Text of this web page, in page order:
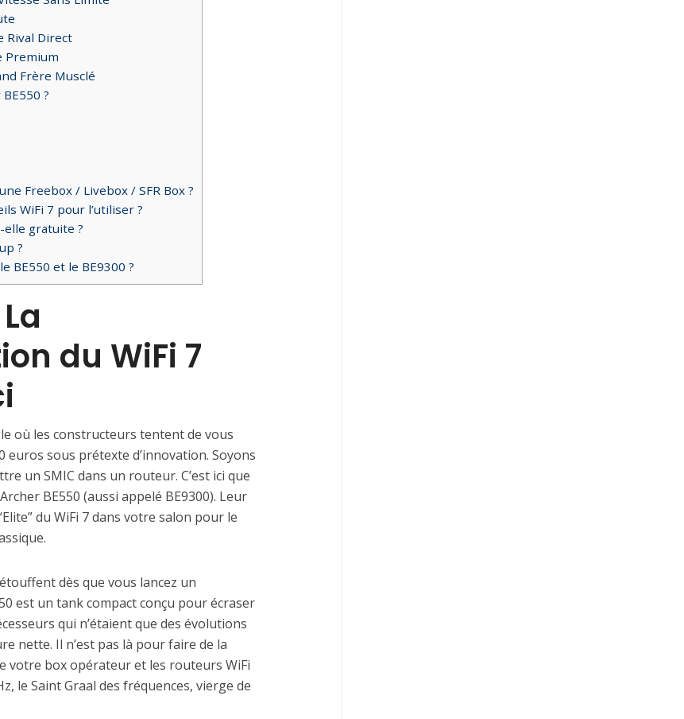
Rival Direct
Premium
Frère Musclé
?
Freebox / Livebox / SFR Box ?
WiFi 7 pour l’utiliser ?
gratuite ?
?
BE550 et le BE9300 ?
du WiFi 7
où les constructeurs tentent de vous
euros sous prétexte d’innovation. Soyons
un SMIC dans un routeur. C’est ici que
BE550 (aussi appelé BE9300). Leur
du WiFi 7 dans votre salon pour le
dès que vous lancez un
est un tank compact conçu pour écraser
qui n’étaient que des évolutions
nette. Il n’est pas là pour faire de la
box opérateur et les routeurs WiFi
le Saint Graal des fréquences, vierge de